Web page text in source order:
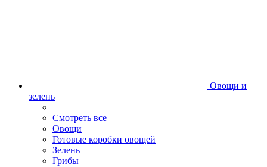
Овощи и
зелень
Смотреть все
Овощи
Готовые коробки овощей
Зелень
Грибы